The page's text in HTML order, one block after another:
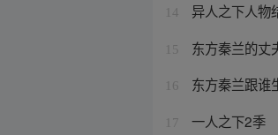
14 异人之下人物
15 东方秦兰的丈
16 东方秦兰跟谁
17 一人之下2季